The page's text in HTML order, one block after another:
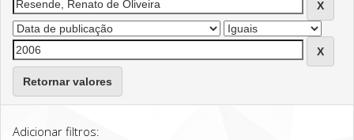
Retornar valores
Adicionar filtros: